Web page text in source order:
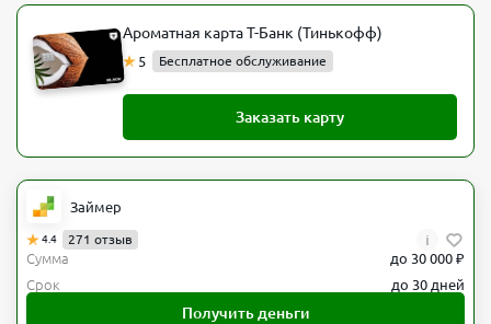
Ароматная карта Т-Банк (Тинькофф)
5 Бесплатное обслуживание
Заказать карту
Займер
4.4 271 отзыв i
Сумма
до 30 000 ₽
Срок
до 30 дней
Получить деньги